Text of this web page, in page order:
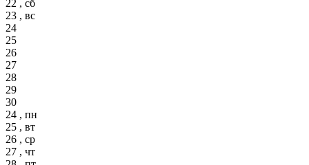
22 , сб
23 , вс
24
25
26
27
28
29
30
24 , пн
25 , вт
26 , ср
27 , чт